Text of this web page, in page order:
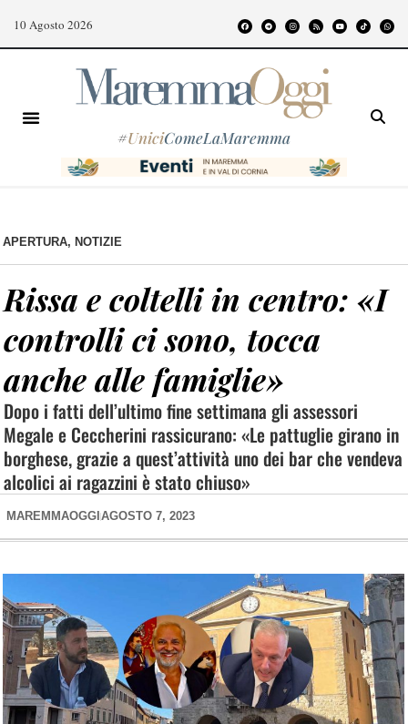
10 Agosto 2026
#UniciComeLaMaremma
APERTURA, NOTIZIE
Rissa e coltelli in centro: «I
controlli ci sono, tocca
anche alle famiglie»
Dopo i fatti dell’ultimo fine settimana gli assessori
Megale e Ceccherini rassicurano: «Le pattuglie girano in
borghese, grazie a quest’attività uno dei bar che vendeva
alcolici ai ragazzini è stato chiuso»
MAREMMAOGGI AGOSTO 7, 2023